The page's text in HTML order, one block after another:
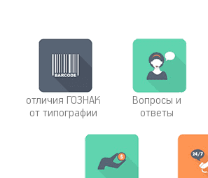
отличия ГОЗНАК
от типографии
Вопросы и
ответы